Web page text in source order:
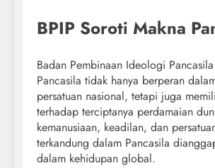
BPIP Soroti Makna
Badan Pembinaan Ideologi
Pancasila tidak hanya berperan
persatuan nasional, tetapi juga
terhadap terciptanya perdamaian
kemanusiaan, keadilan, dan
terkandung dalam Pancasila
dalam kehidupan global.